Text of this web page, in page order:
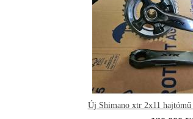
Új Shimano xtr 2x11